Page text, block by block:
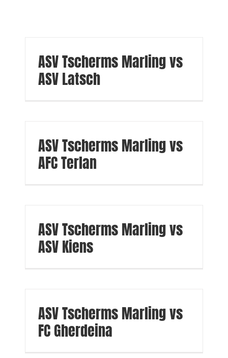
ASV Tscherms Marling vs
ASV Latsch
ASV Tscherms Marling vs
AFC Terlan
ASV Tscherms Marling vs
ASV Kiens
ASV Tscherms Marling vs
FC Gherdeina